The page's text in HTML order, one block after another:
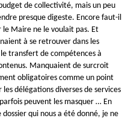
de collectivité, mais un peu
presque digeste. Encore faut-il
Maire ne le voulait pas. Et
à se retrouver dans les
transfert de compétences à
Manquaient de surcroit
obligatoires comme un point
délégations diverses de services
peuvent les masquer … En
qui nous a été donné, je ne